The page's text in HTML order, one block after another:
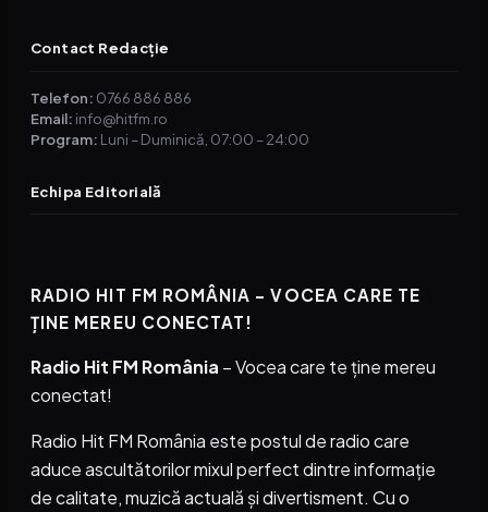
Contact Redacție
Telefon: 0766 886 886
Email: info@hitfm.ro
Program: Luni – Duminică, 07:00 – 24:00
Echipa Editorială
RADIO HIT FM ROMÂNIA – VOCEA CARE TE
ȚINE MEREU CONECTAT!
Radio Hit FM România – Vocea care te ține mereu
conectat!
Radio Hit FM România este postul de radio care
aduce ascultătorilor mixul perfect dintre informație
de calitate, muzică actuală și divertisment. Cu o